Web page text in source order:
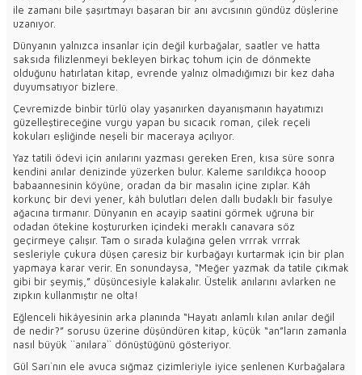
ile zamanı bile şaşırtmayı başaran bir anı avcısının gündüz düşlerine
uzanıyor.
Dünyanın yalnızca insanlar için değil kurbağalar, saatler ve hatta
saksıda filizlenmeyi bekleyen birkaç tohum için de dönmekte
olduğunu hatırlatan kitap, evrende yalnız olmadığımızı bir kez daha
duyumsatıyor bizlere.
Çevremizde binbir türlü olay yaşanırken dayanışmanın hayatımızı
güzelleştireceğine vurgu yapan bu sıcacık roman, çilek reçeli
kokuları eşliğinde neşeli bir maceraya açılıyor.
Yaz tatili ödevi için anılarını yazması gereken Eren, kısa süre sonra
kendini anılar denizinde yüzerken bulur. Kaleme sarıldıkça hooop
babaannesinin köyüne, oradan da bir masalın içine zıplar. Kâh
korkunç bir devi yener, kâh bulutları delen dallı budaklı bir fasulye
ağacına tırmanır. Dünyanın en acayip saatini görmek uğruna bir
odadan ötekine koştururken içindeki meraklı canavara söz
geçirmeye çalışır. Tam o sırada kulağına gelen vrrrak vrrrak
sesleriyle çukura düşen çaresiz bir kurbağayı kurtarmak için bir plan
yapmaya karar verir. En sonundaysa, “Meğer yazmak da tatile çıkmak
gibi bir şeymiş,” düşüncesiyle kalakalır. Üstelik anılarını avlarken ne
zıpkın kullanmıştır ne olta!
Eğlenceli hikâyesinin arka planında “Hayatı anlamlı kılan anılar değil
de nedir?” sorusu üzerine düşündüren kitap, küçük “an”ların zamanla
nasıl büyük ``anılara`` dönüştüğünü gösteriyor.
Gül Sarı`nın ele avuca sığmaz çizimleriyle iyice şenlenen Kurbağalara